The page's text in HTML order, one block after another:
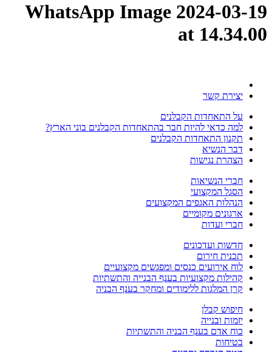
WhatsApp Image 2024-03-19
at 14.34.00
יצירת קשר
על התאחדות הקבלנים
למה כדאי להיות חבר בהתאחדות הקבלנים בוני הארץ?
תקנון התאחדות הקבלנים
דבר הנשיא
הצהרת נגישות
חברי הנשיאות
הסגל המקצועי
הנהלות האגפים המקצועים
ארגונים מקומיים
חברי ועדות
חדשות ועדכונים
תכנית חירום
לוח אירועים כנסים ומפגשים מקצועיים
קהילות מקצועיות בענף הבנייה והתשתיות
קרן המלגות ללימודים ומחקר בענף הבניה
חיפוש קבלן
יזמות ובנייה
כוח אדם בענף הבניה והתשתיות
בטיחות